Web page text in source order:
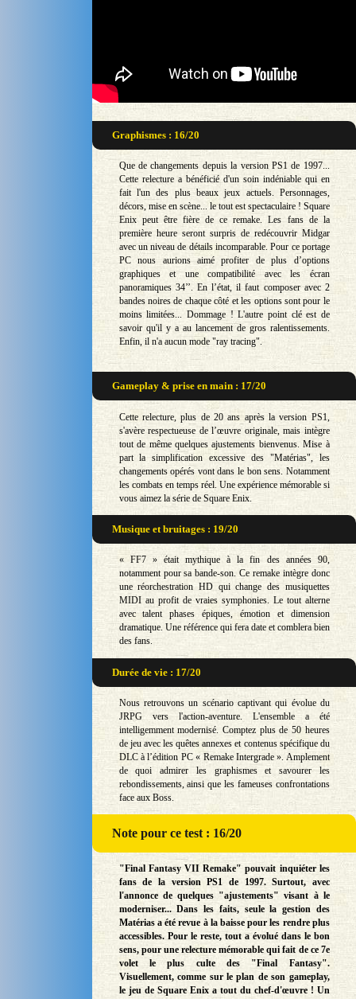
Graphismes : 16/20
Que de changements depuis la version PS1 de 1997...
Cette relecture a bénéficié d'un soin indéniable qui en
fait l'un des plus beaux jeux actuels. Personnages,
décors, mise en scène... le tout est spectaculaire ! Square
Enix peut être fière de ce remake. Les fans de la
première heure seront surpris de redécouvrir Midgar
avec un niveau de détails incomparable. Pour ce portage
PC nous aurions aimé profiter de plus d’options
graphiques et une compatibilité avec les écran
panoramiques 34’’. En l’état, il faut composer avec 2
bandes noires de chaque côté et les options sont pour le
moins limitées... Dommage ! L'autre point clé est de
savoir qu'il y a au lancement de gros ralentissements.
Enfin, il n'a aucun mode "ray tracing".
Gameplay & prise en main : 17/20
Cette relecture, plus de 20 ans après la version PS1,
s'avère respectueuse de l’œuvre originale, mais intègre
tout de même quelques ajustements bienvenus. Mise à
part la simplification excessive des "Matérias", les
changements opérés vont dans le bon sens. Notamment
les combats en temps réel. Une expérience mémorable si
vous aimez la série de Square Enix.
Musique et bruitages : 19/20
« FF7 » était mythique à la fin des années 90,
notamment pour sa bande-son. Ce remake intègre donc
une réorchestration HD qui change des musiquettes
MIDI au profit de vraies symphonies. Le tout alterne
avec talent phases épiques, émotion et dimension
dramatique. Une référence qui fera date et comblera bien
des fans.
Durée de vie : 17/20
Nous retrouvons un scénario captivant qui évolue du
JRPG vers l'action-aventure. L'ensemble a été
intelligemment modernisé. Comptez plus de 50 heures
de jeu avec les quêtes annexes et contenus spécifique du
DLC à l’édition PC « Remake Intergrade ». Amplement
de quoi admirer les graphismes et savourer les
rebondissements, ainsi que les fameuses confrontations
face aux Boss.
Notepour ce test : 16/20
"Final Fantasy VII Remake" pouvait inquiéter les
fans de la version PS1 de 1997. Surtout, avec
l'annonce de quelques "ajustements" visant à le
moderniser... Dans les faits, seule la gestion des
Matérias a été revue à la baisse pour les rendre plus
accessibles. Pour le reste, tout a évolué dans le bon
sens, pour une relecture mémorable qui fait de ce 7e
volet le plus culte des "Final Fantasy".
Visuellement, comme sur le plan de son gameplay,
le jeu de Square Enix a tout du chef-d'œuvre ! Un